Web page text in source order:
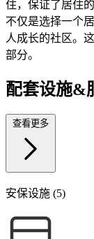
住，保证了居住
不仅是选择一个
人成长的社区。
部分。
配套设施&
安保设施 (5)